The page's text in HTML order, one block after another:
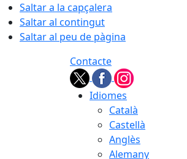
Saltar a la capçalera
Saltar al contingut
Saltar al peu de pàgina
Contacte
Idiomes
Català
Castellà
Anglès
Alemany